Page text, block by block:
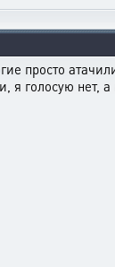
просто
я голосую нет,